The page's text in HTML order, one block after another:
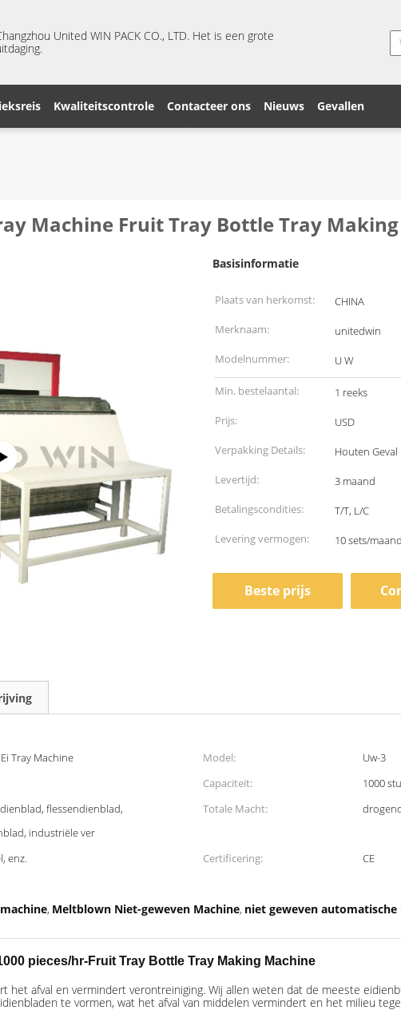
United WIN PACK CO., LTD. Het is een grote
Kwaliteitscontrole Contacteer ons Nieuws Gevallen
Machine Fruit Tray Bottle Tray
Basisinformatie
Plaats van herkomst:
CHINA
Merknaam:
unitedwin
Modelnummer:
U W
Min. bestelaantal:
1 reeks
Prijs:
USD
Verpakking Details:
Houten Geval
Levertijd:
3 maand
Betalingscondities:
T/T, L/C
Levering vermogen:
10 sets/maand
Beste prijs
Tray Machine Model:
Uw-3
Capaciteit:
1000
flessendienblad,
industriële ver
Totale Macht:
enz. Certificering:
CE
, Meltblown Niet-geweven Machine, niet geweven automatische
pieces/hr-Fruit Tray Bottle Tray Making Machine
het afval en vermindert verontreiniging. Wij allen weten dat de meeste
te vormen, wat het afval van middelen vermindert en het milieu